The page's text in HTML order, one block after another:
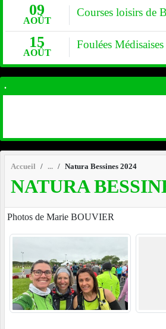
Accueil Natura Bessines 2024
NATURA
Photos de Marie BOUVIER
09
AOÛT
Courses loisirs de
15
AOÛT
Foulées
.